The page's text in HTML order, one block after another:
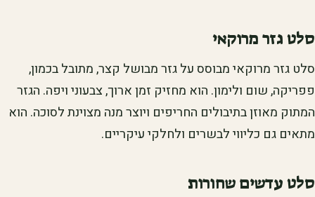
סלט גזר מרוקאי
סלט גזר מרוקאי מבוסס על גזר מבושל קצר, מתובל בכמון,
פפריקה, שום ולימון. הוא מחזיק זמן ארוך, צבעוני ויפה. הגזר
המתוק מאוזן בתיבולים החריפים ויוצר מנה מצוינת לסוכה. הוא
מתאים גם כליווי לבשרים ולחלקי עיקריים.
סלט עדשים שחורות